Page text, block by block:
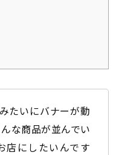
たいにバナーが動
な商品が並んでい
店にしたいんです